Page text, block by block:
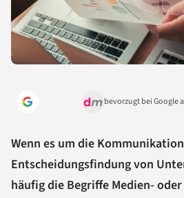
bevorzugt bei Google
Wenn es um die
Entscheidungsfindung von
häufig die Begriffe Medien- oder